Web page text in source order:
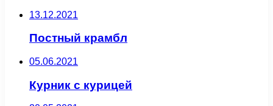
13.12.2021
Постный крамбл
05.06.2021
Курник с курицей